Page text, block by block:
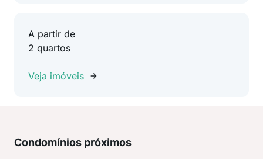
A partir de
2 quartos
Veja imóveis
Condomínios próximos